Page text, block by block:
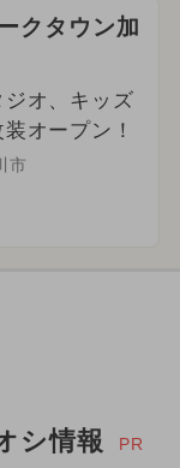
クタウン加
オ、キッズ
オープン！
市
シ情報 PR